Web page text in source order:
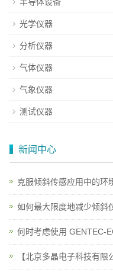
半导体设备
光学仪器
分析仪器
气体仪器
气象仪器
测试仪器
新闻中心
克服倾斜传感应用中的环
如何最大限度地减少倾斜
何时考虑使用 GENTEC-
【北京多晶电子科技有限